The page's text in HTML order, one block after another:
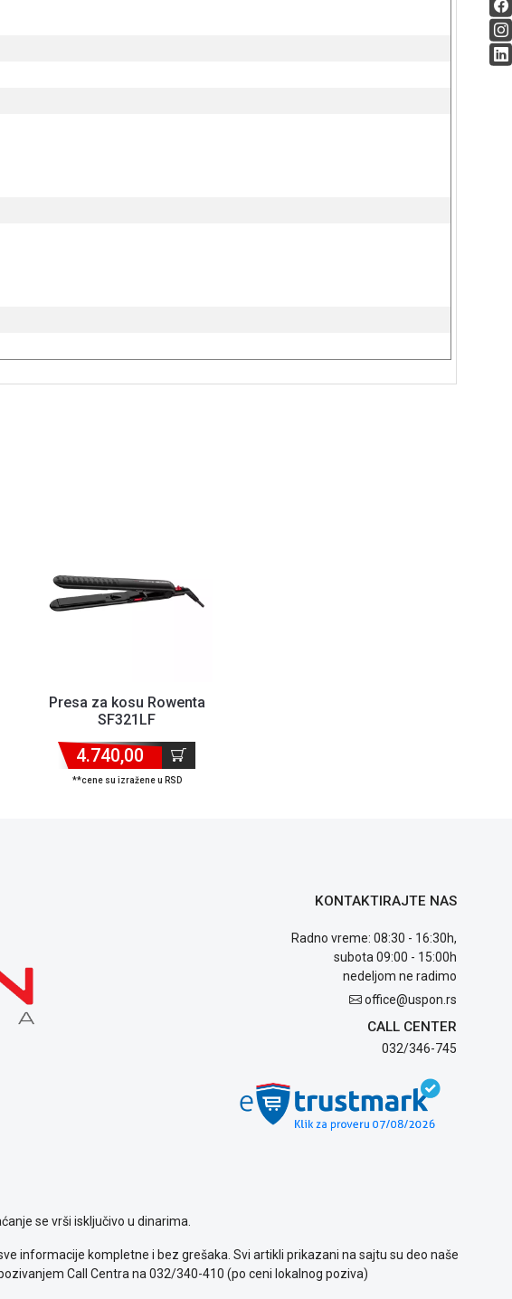
Presa za kosu Rowenta
SF321LF
4.740,00
**cene su izražene u RSD
KONTAKTIRAJTE NAS
Radno vreme: 08:30 - 16:30h,
subota 09:00 - 15:00h
nedeljom ne radimo
office@uspon.rs
CALL CENTER
032/346-745
se vrši isključivo u dinarima.
informacije kompletne i bez grešaka. Svi artikli prikazani na sajtu su deo naše
Call Centra na 032/340-410 (po ceni lokalnog poziva)